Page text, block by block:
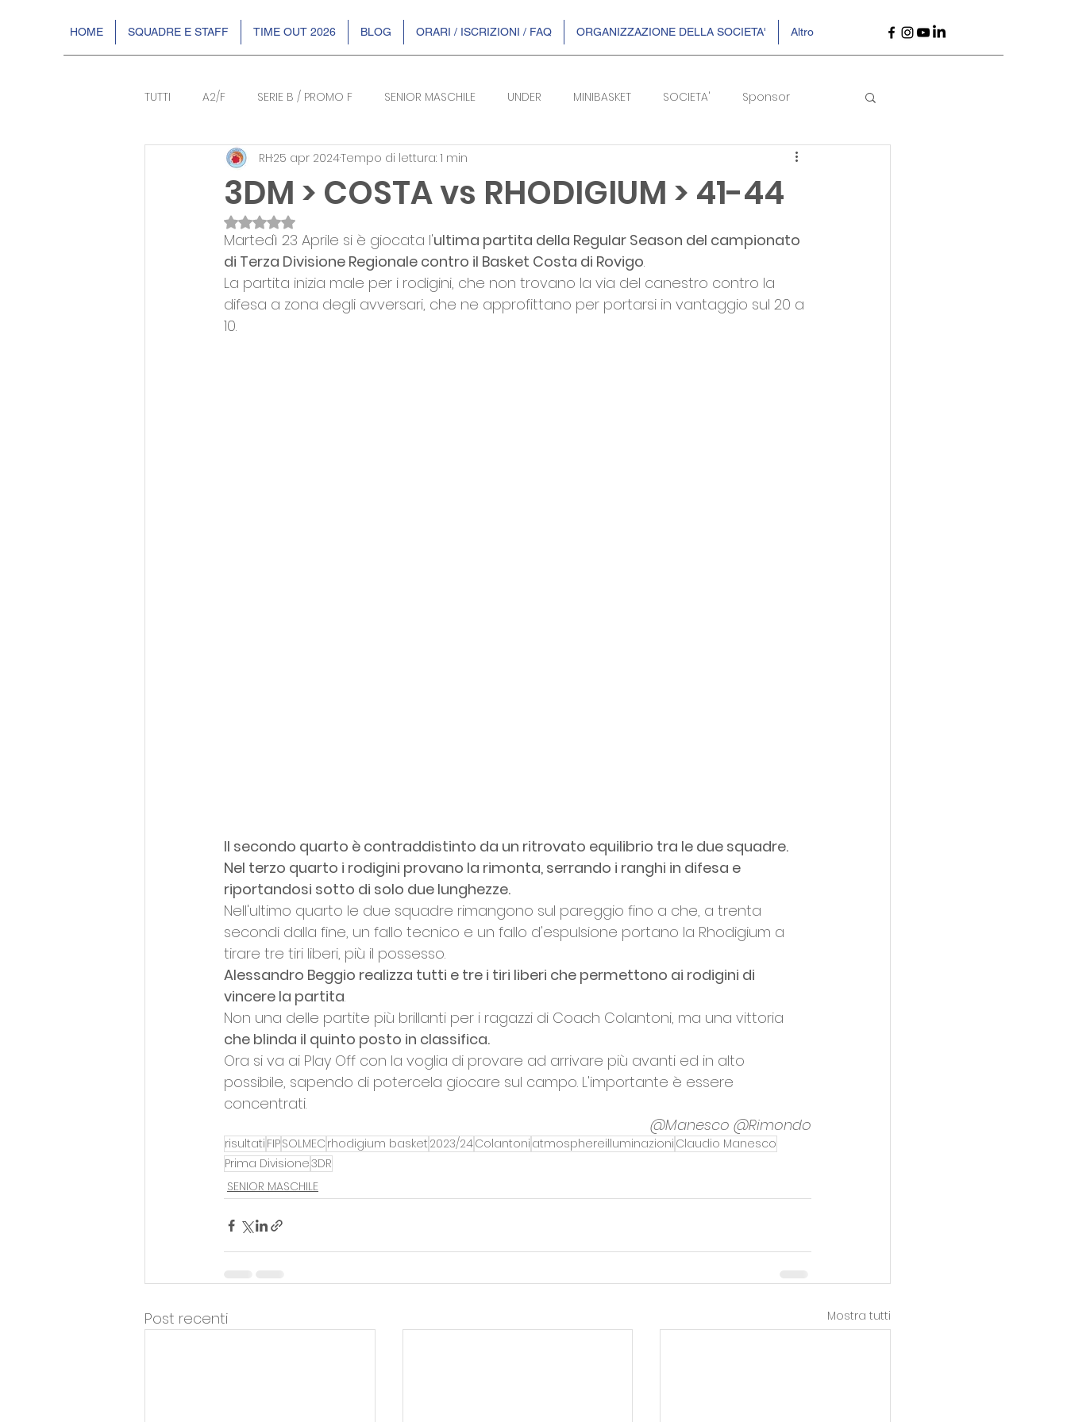
HOME SQUADRE E STAFF TIME OUT 2026 BLOG ORARI / ISCRIZIONI / FAQ ORGANIZZAZIONE DELLA SOCIETA' Altro
TUTTI A2/F SERIE B / PROMO F SENIOR MASCHILE UNDER MINIBASKET SOCIETA' Sponsor
EVENTI DR2 SERIE B/F
3DM > COSTA vs RHODIGIUM > 41-44
RH25 apr 2024Tempo di lettura: 1 min
Valutazione NaN stelle su 5.
Martedì 23 Aprile si è giocata l'ultima partita della Regular Season del campionato
di Terza Divisione Regionale contro il Basket Costa di Rovigo.
La partita inizia male per i rodigini, che non trovano la via del canestro contro la
difesa a zona degli avversari, che ne approfittano per portarsi in vantaggio sul 20 a
10.
Il secondo quarto è contraddistinto da un ritrovato equilibrio tra le due squadre.
Nel terzo quarto i rodigini provano la rimonta, serrando i ranghi in difesa e
riportandosi sotto di solo due lunghezze.
Nell'ultimo quarto le due squadre rimangono sul pareggio fino a che, a trenta
secondi dalla fine, un fallo tecnico e un fallo d'espulsione portano la Rhodigium a
tirare tre tiri liberi, più il possesso.
Alessandro Beggio realizza tutti e tre i tiri liberi che permettono ai rodigini di
vincere la partita.
Non una delle partite più brillanti per i ragazzi di Coach Colantoni, ma una vittoria
che blinda il quinto posto in classifica.
Ora si va ai Play Off con la voglia di provare ad arrivare più avanti ed in alto
possibile, sapendo di potercela giocare sul campo. L'importante è essere
concentrati.
@Manesco @Rimondo
risultati FIPSOLMEC rhodigium basket 2023/24Colantoni atmosphereilluminazioni Claudio Manesco
Prima Divisione3DR
SENIOR MASCHILE
Post recenti Mostra tutti